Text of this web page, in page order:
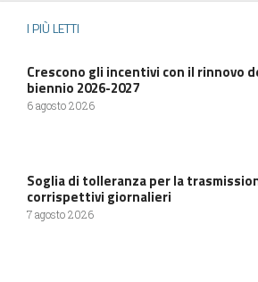
I PIÙ LETTI
Crescono gli incentivi con il rinnovo
biennio 2026-2027
6 agosto 2026
Soglia di tolleranza per la
corrispettivi giornalieri
7 agosto 2026